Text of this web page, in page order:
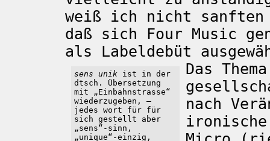
weiß ich nicht
daß sich Four Music
als Labeldebüt
sens unikist in der
dtsch. Übersetzung
mit „Einbahnstrasse“
wiederzugeben, –
jedes wort für für
sich gestellt aber
„sens“-sinn,
„unique“-einzig,
Das
nach
ironische